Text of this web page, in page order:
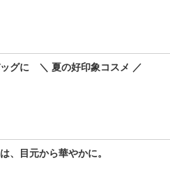
グに　＼ 夏の好印象コスメ ／
、目元から華やかに。